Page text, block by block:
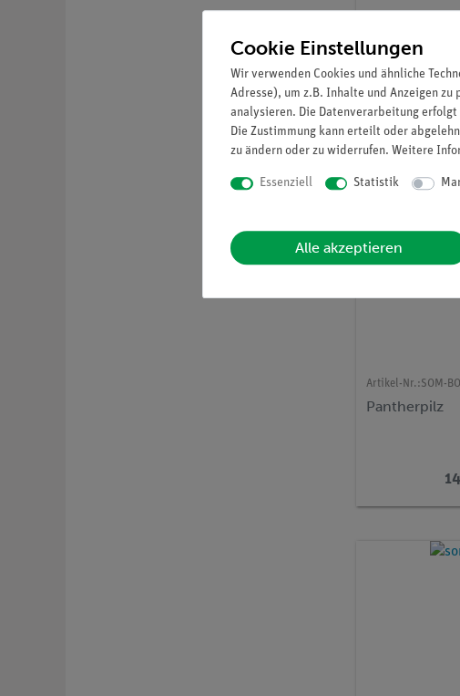
Artikel-Nr.:SOM-
Pantherpilz
Cookie Einstellungen
Wir verwenden Cookies und ähnliche
Adresse), um z.B. Inhalte und Anzeigen
analysieren. Die Datenverarbeitung
Die Zustimmung kann erteilt oder
zu ändern oder zu widerrufen. Weitere
Essenziell Statistik
Alle akzeptieren